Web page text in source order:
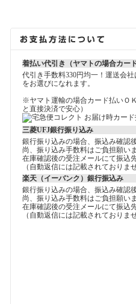
着払い代引き（ヤマトの場合カー
代引き手数料330円均一！運送会
をお選びになれます。
※ヤマト運輸の場合カード払いＯ
と直接決済で安心）
三菱UFJ銀行振り込み
銀行振り込みの場合、振込み確認
尚、振り込み手数料はご負担願い
在庫確認後の受注メールにて振込
（自動返信には記載されておりま
楽天（イーバンク）銀行振込み
銀行振り込みの場合、振込み確認
尚、振り込み手数料はご負担願い
在庫確認後の受注メールにて振込
（自動返信には記載されておりま